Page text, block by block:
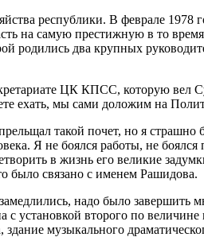
республики. В феврале 1978
на самую престижную в то время
родились два крупных
ЦК КПСС, которую вел
ехать, мы сами доложим на
такой почет, но я страшно
Я не боялся работы, не боялся
в жизнь его великие
было связано с именем Рашидова.
надо было завершить
установкой второго по
музыкального